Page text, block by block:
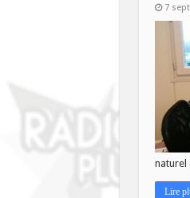
7
naturel
Lire